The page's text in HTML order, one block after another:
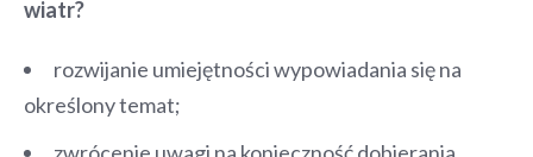
wiatr?
rozwijanie umiejętności wypowiadania się na
określony temat;